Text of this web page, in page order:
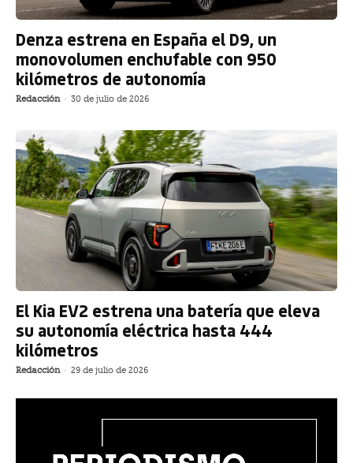
Denza estrena en España el D9, un
monovolumen enchufable con 950
kilómetros de autonomía
Redacción - 30 de julio de 2026
El Kia EV2 estrena una batería que eleva
su autonomía eléctrica hasta 444
kilómetros
Redacción - 29 de julio de 2026